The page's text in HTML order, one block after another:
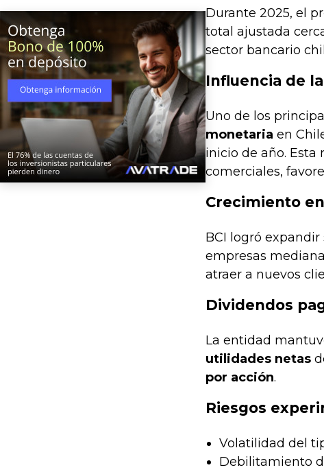
Durante 2025, el
total ajustada
sector bancario
Influencia de
Uno de los
monetaria en
inicio de año.
comerciales,
Crecimiento
BCI logró
empresas
atraer a nuevos
Dividendos
La entidad
utilidades netas
por acción.
Riesgos
Volatilidad del
Debilitamiento